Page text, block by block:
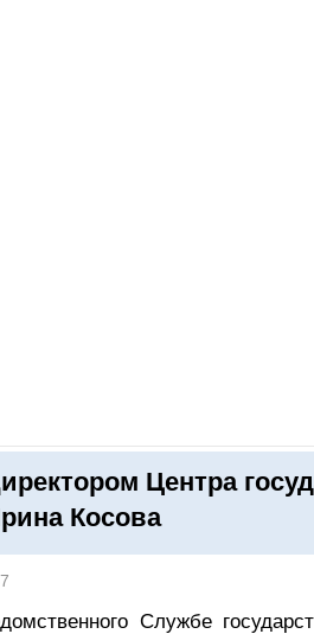
Центра
Косова
Службе